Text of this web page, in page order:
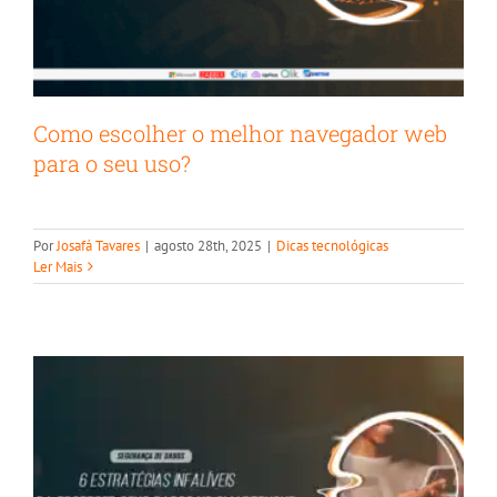
Como escolher o melhor navegador web
para o seu uso?
PorJosafá Tavares | agosto 28th, 2025 | Dicas tecnológicas
Ler Mais
Como proteger seu smartphone?